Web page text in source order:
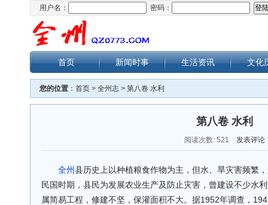
用户名： 密码：
首页 新闻时事 生活资讯 文化
您的位置 ： 首页 > 全州志 > 第八卷 水利
第八卷 水利
阅读次数: 521 发表评论
全州县历史上以种植粮食作物为主，但水、旱灾害频繁
民国时期，县民为发展农业生产及防止灾害，曾建设不少水
属简易工程，修建不坚，保灌面积不大。据1952年调查，